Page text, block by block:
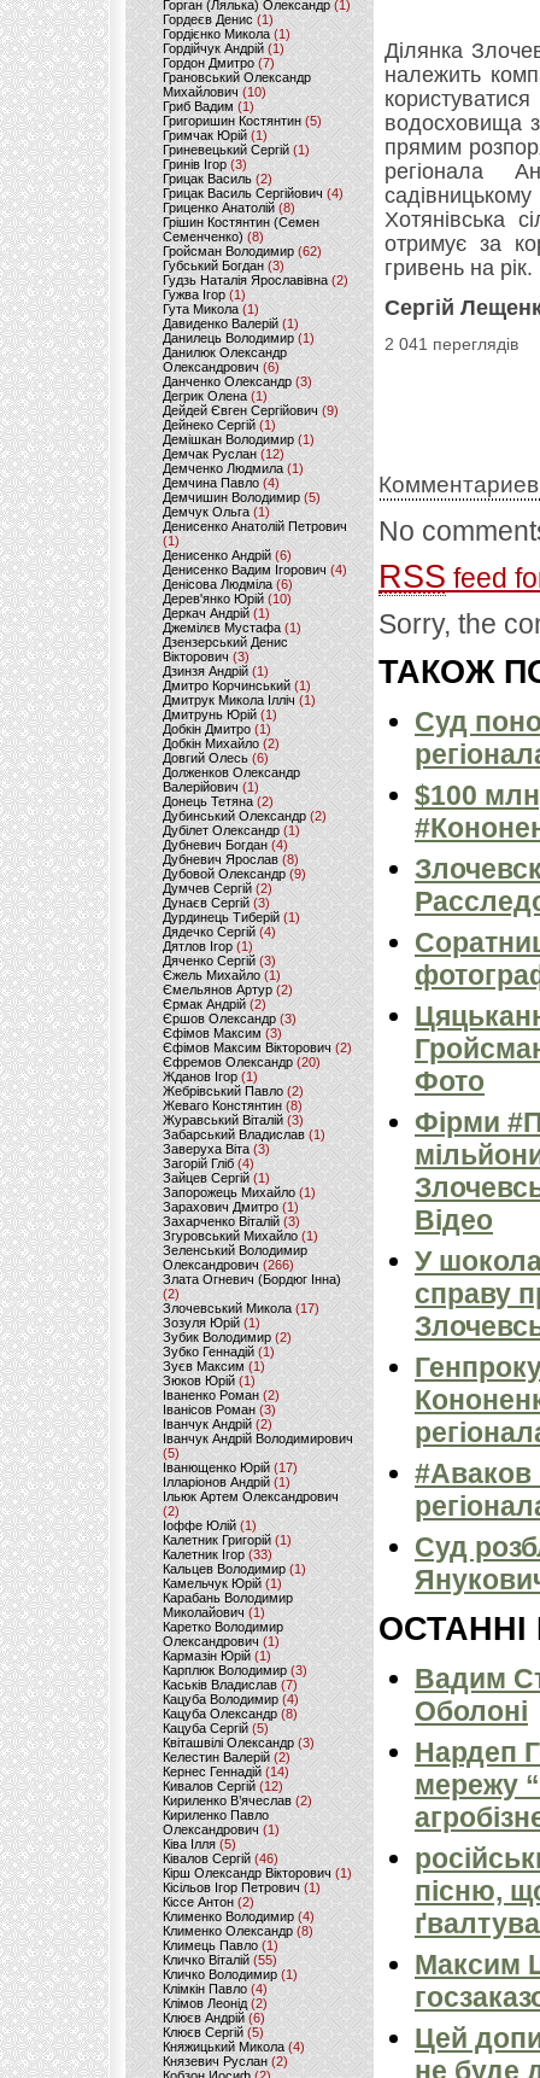
Горган (Лялька) Олександр(1)
Гордеєв Денис (1)
Гордієнко Микола (1)
Гордійчук Андрій (1)
Гордон Дмитро (7)
Грановський Олександр
Михайлович (10)
Гриб Вадим (1)
Григоришин Костянтин (5)
Гримчак Юрій(1)
Гриневецький Сергій(1)
Гринів Ігор (3)
Грицак Василь (2)
Грицак Василь Сергійович (4)
Гриценко Анатолій (8)
Грішин Костянтин (Семен
Семенченко)(8)
Гройсман Володимир(62)
Губський Богдан (3)
Гудзь Наталія Ярославівна(2)
Гужва Ігор (1)
Гута Микола (1)
Давиденко Валерій (1)
Данилець Володимир(1)
Данилюк Олександр
Олександрович (6)
Данченко Олександр (3)
Дегрик Олена(1)
Дейдей Євген Сергійович(9)
Дейнеко Сергій (1)
Демішкан Володимир(1)
Демчак Руслан (12)
Демченко Людмила (1)
Демчина Павло (4)
Демчишин Володимир (5)
Демчук Ольга(1)
Денисенко Анатолій Петрович
(1)
Денисенко Андрій (6)
Денисенко Вадим Ігорович (4)
Денісова Людміла(6)
Дерев'янко Юрій(10)
Деркач Андрій(1)
Джемілєв Мустафа (1)
Дзензерський Денис
Вікторович (3)
Дзинзя Андрій (1)
Дмитро Корчинський (1)
Дмитрук Микола Ілліч (1)
Дмитрунь Юрій (1)
Добкін Дмитро(1)
Добкін Михайло (2)
Довгий Олесь (6)
Долженков Олександр
Валерійович (1)
Донець Тетяна (2)
Дубинський Олександр(2)
Дубілет Олександр (1)
Дубневич Богдан (4)
Дубневич Ярослав (8)
Дубовой Олександр(9)
Думчев Сергій (2)
Дунаєв Сергій(3)
Дурдинець Тиберій (1)
Дядечко Сергій (4)
Дятлов Ігор (1)
Дяченко Сергій (3)
Єжель Михайло (1)
Ємельянов Артур (2)
Єрмак Андрій (2)
Єршов Олександр (3)
Єфімов Максим (3)
Єфімов Максим Вікторович (2)
Єфремов Олександр (20)
Жданов Ігор (1)
Жебрівський Павло (2)
Жеваго Констянтин (8)
Журавський Віталій (3)
Забарський Владислав (1)
Заверуха Віта (3)
Загорій Гліб (4)
Зайцев Сергій(1)
Запорожець Михайло (1)
Зарахович Дмитро (1)
Захарченко Віталій (3)
Згуровський Михайло (1)
Зеленський Володимир
Олександрович (266)
Злата Огневич (Бордюг Інна)
(2)
Злочевський Микола(17)
Зозуля Юрій (1)
Зубик Володимир (2)
Зубко Геннадій (1)
Зуєв Максим(1)
Зюков Юрій (1)
Іваненко Роман (2)
Іванісов Роман (3)
Іванчук Андрій(2)
Іванчук Андрій Володимирович
(5)
Іванющенко Юрій (17)
Ілларіонов Андрій (1)
Ільюк Артем Олександрович
(2)
Іоффе Юлій (1)
Калетник Григорій(1)
Калетник Ігор (33)
Кальцев Володимир(1)
Камельчук Юрій (1)
Карабань Володимир
Миколайович (1)
Каретко Володимир
Олександрович (1)
Кармазін Юрій(1)
Карплюк Володимир(3)
Каськів Владислав (7)
Кацуба Володимир (4)
Кацуба Олександр (8)
Кацуба Сергій (5)
Квіташвілі Олександр(3)
Келестин Валерій(2)
Кернес Геннадій (14)
Кивалов Сергій (12)
Кириленко В’ячеслав (2)
Кириленко Павло
Олександрович (1)
Ківа Ілля (5)
Ківалов Сергій(46)
Кірш Олександр Вікторович (1)
Кісільов Ігор Петрович (1)
Кіссе Антон (2)
Клименко Володимир(4)
Клименко Олександр (8)
Климець Павло (1)
Кличко Віталій(55)
Кличко Володимир (1)
Клімкін Павло (4)
Клімов Леонід(2)
Клюєв Андрій(6)
Клюєв Сергій (5)
Княжицький Микола(4)
Князевич Руслан (2)
Ділянка
належить
водосховища
прямим
регіонала
Хотянівська
отримує за
гривень на рік.
Сергій
2 041 переглядів
No
RSS feed
Sorry, the
ТАКОЖ
Cуд
$100
Фото
Фірми
Відео
У
справу
#Аваков
Суд
ОСТАННІ
Вадим
Оболоні
Нардеп
мережу
пісню,
Максим
Цей
не буде